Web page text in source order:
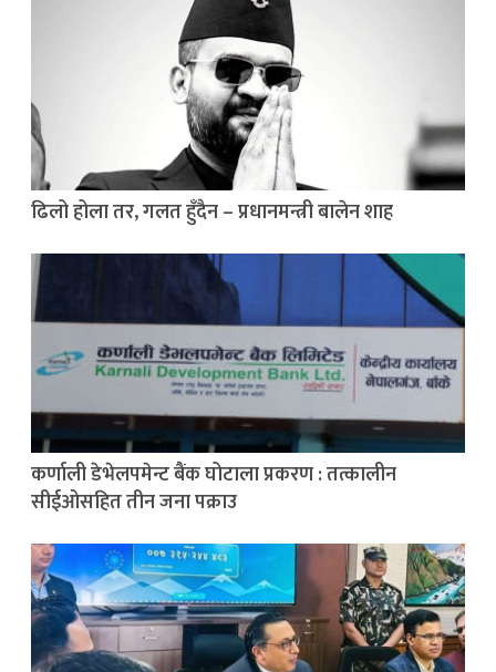
ढिलो होला तर, गलत हुँदैन – प्रधानमन्त्री बालेन शाह
कर्णाली डेभेलपमेन्ट बैंक घोटाला प्रकरण : तत्कालीन
सीईओसहित तीन जना पक्राउ